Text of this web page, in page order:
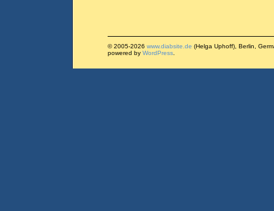
© 2005-2026 www.diabsite.de (Helga Uphoff), Berlin,
powered by WordPress.